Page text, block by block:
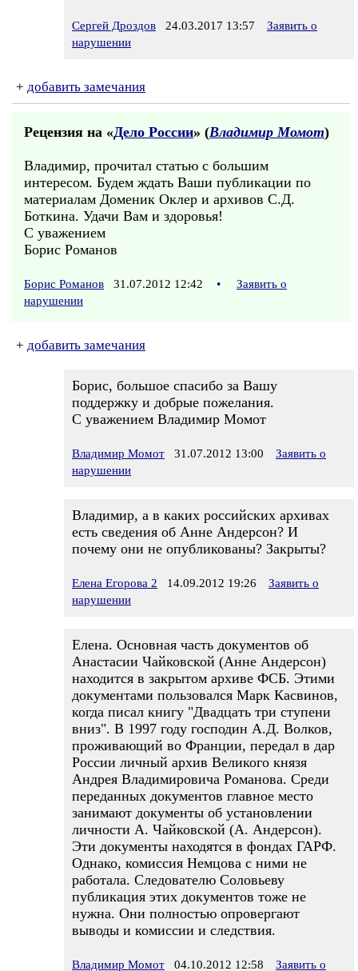
Сергей Дроздов 24.03.2017 13:57
Заявить о
нарушении
+ добавить замечания
Рецензия на «Дело России» (Владимир Момот)
Владимир, прочитал статью с большим
интересом. Будем ждать Ваши публикации по
материалам Доменик Оклер и архивов С.Д.
Боткина. Удачи Вам и здоровья!
С уважением
Борис Романов
Борис Романов 31.07.2012 12:42 •
Заявить о
нарушении
+ добавить замечания
Борис, большое спасибо за Вашу
поддержку и добрые пожелания.
С уважением Владимир Момот
Владимир Момот 31.07.2012 13:00
Заявить о
нарушении
Владимир, а в каких российских архивах
есть сведения об Анне Андерсон? И
почему они не опубликованы? Закрыты?
Елена Егорова 2 14.09.2012 19:26
Заявить о
нарушении
Елена. Основная часть документов об
Анастасии Чайковской (Анне Андерсон)
находится в закрытом архиве ФСБ. Этими
документами пользовался Марк Касвинов,
когда писал книгу "Двадцать три ступени
вниз". В 1997 году господин А.Д. Волков,
проживающий во Франции, передал в дар
России личный архив Великого князя
Андрея Владимировича Романова. Среди
переданных документов главное место
занимают документы об установлении
личности А. Чайковской (А. Андерсон).
Эти документы находятся в фондах ГАРФ.
Однако, комиссия Немцова с ними не
работала. Следователю Соловьеву
публикация этих документов тоже не
нужна. Они полностью опровергают
выводы и комиссии и следствия.
Владимир Момот 04.10.2012 12:58
Заявить о